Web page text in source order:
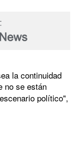
la continuidad
no se están
político",